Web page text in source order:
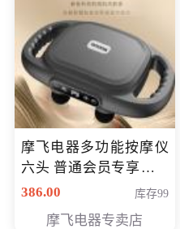
摩飞电器多功能按摩仪
六头 普通会员专享价格
199元
386.00 库存99
摩飞电器专卖店